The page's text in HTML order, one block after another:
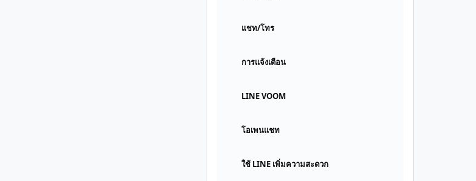
แชท/โทร
การแจ้งเตือน
LINE VOOM
โอเพนแชท
ใช้ LINE เพิ่มความสะดวก